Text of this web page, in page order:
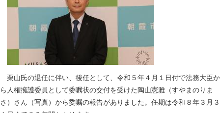
栗山氏の退任に伴い、後任として、令和５年４月１日付で法務大臣か
ら人権擁護委員として委嘱状の交付を受けた陶山憲雅（すやまのりま
さ）さん（写真）から委嘱の報告がありました。任期は令和８年３月３